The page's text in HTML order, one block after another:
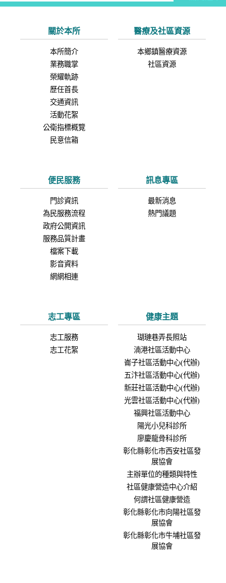
關於本所
本所簡介
業務職掌
榮耀軌跡
歷任首長
交通資訊
活動花絮
公衛指標概覽
民意信箱
醫療及社區資源
本鄉鎮醫療資源
社區資源
便民服務
門診資訊
為民服務流程
政府公開資訊
服務品質計畫
檔案下載
影音資料
網網相連
訊息專區
最新消息
熱門議題
志工專區
志工服務
志工花絮
健康主題
瑚璉巷弄長照站
湳港社區活動中心
崙子社區活動中心(代辦)
五汴社區活動中心(代辦)
新莊社區活動中心(代辦)
光雲社區活動中心(代辦)
福興社區活動中心
陽光小兒科診所
廖慶龍骨科診所
彰化縣彰化市西安社區發
展協會
主辦單位的種類與特性
社區健康營造中心介紹
何謂社區健康營造
彰化縣彰化市向陽社區發
展協會
彰化縣彰化市牛埔社區發
展協會